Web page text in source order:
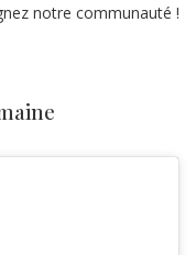
notre communauté !